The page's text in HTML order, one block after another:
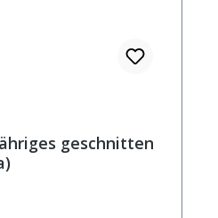
Bergwurz, Blutblumen,
Johannisblume,
Kraftwurzel,
geschnitten